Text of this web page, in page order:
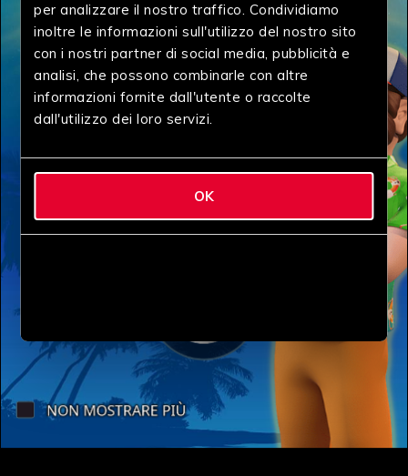
per analizzare il nostro traffico. Condividiamo
inoltre le informazioni sull'utilizzo del nostro sito
con i nostri partner di social media, pubblicità e
analisi, che possono combinarle con altre
informazioni fornite dall'utente o raccolte
dall'utilizzo dei loro servizi.
OK